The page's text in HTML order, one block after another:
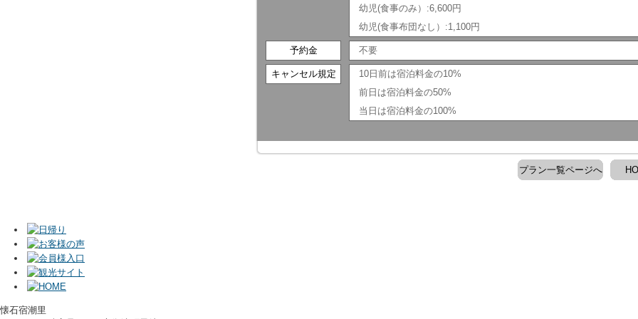
幼児(食事のみ）:6,600円
幼児(食事布団なし）:1,100円
予約金 不要
キャンセル規定
10日前は宿泊料金の10%
前日は宿泊料金の50%
当日は宿泊料金の100%
プラン一覧ページへ
懐石宿潮里